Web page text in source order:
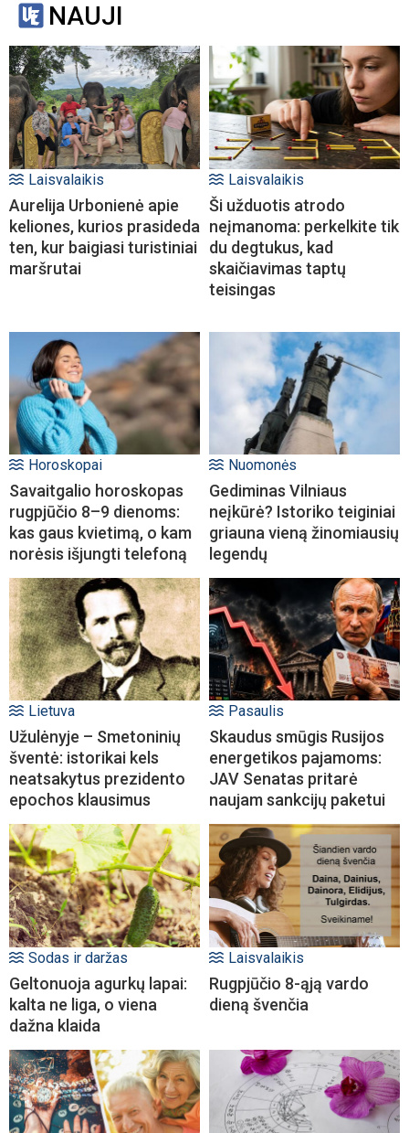
NAUJI
Laisvalaikis
Aurelija Urbonienė apie
keliones, kurios prasideda
ten, kur baigiasi turistiniai
maršrutai
Laisvalaikis
Ši užduotis atrodo
neįmanoma: perkelkite tik
du degtukus, kad
skaičiavimas taptų
teisingas
Horoskopai
Savaitgalio horoskopas
rugpjūčio 8–9 dienoms:
kas gaus kvietimą, o kam
norėsis išjungti telefoną
Nuomonės
Gediminas Vilniaus
neįkūrė? Istoriko teiginiai
griauna vieną žinomiausių
legendų
Lietuva
Užulėnyje – Smetoninių
šventė: istorikai kels
neatsakytus prezidento
epochos klausimus
Pasaulis
Skaudus smūgis Rusijos
energetikos pajamoms:
JAV Senatas pritarė
naujam sankcijų paketui
Sodas ir daržas
Geltonuoja agurkų lapai:
kalta ne liga, o viena
dažna klaida
Laisvalaikis
Rugpjūčio 8-ąją vardo
dieną švenčia